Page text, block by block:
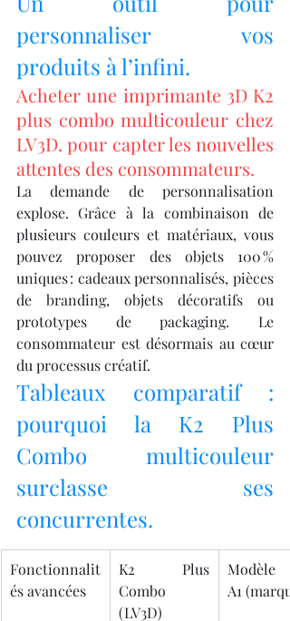
personnaliser vos
produits à l’infini.
Acheter une imprimante 3D K2
plus combo multicouleur chez
LV3D. pour capter les nouvelles
attentes des consommateurs.
La demande de personnalisation
explose. Grâce à la combinaison de
plusieurs couleurs et matériaux, vous
pouvez proposer des objets 100 %
uniques : cadeaux personnalisés, pièces
de branding, objets décoratifs ou
prototypes de packaging. Le
consommateur est désormais au cœur
du processus créatif.
Tableaux comparatif :
pourquoi la K2 Plus
Combo multicouleur
surclasse ses
concurrentes.
Fonctionnalit
és avancées
K2 Plus
Combo
(LV3D)
Modèle
A1